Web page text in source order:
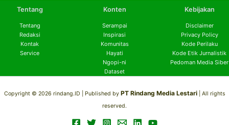
Tentang
Tentang
Redaksi
Kontak
Service
Konten
Serampai
Inspirasi
Komunitas
Hayati
Ngopi-ni
Dataset
Kebijakan
Disclaimer
Privacy Policy
Kode Perilaku
Kode Etik Jurnalistik
Pedoman Media Siber
Copyright © 2026 rindang.ID | Published by PT Rindang Media Lestari| All rights
reserved.